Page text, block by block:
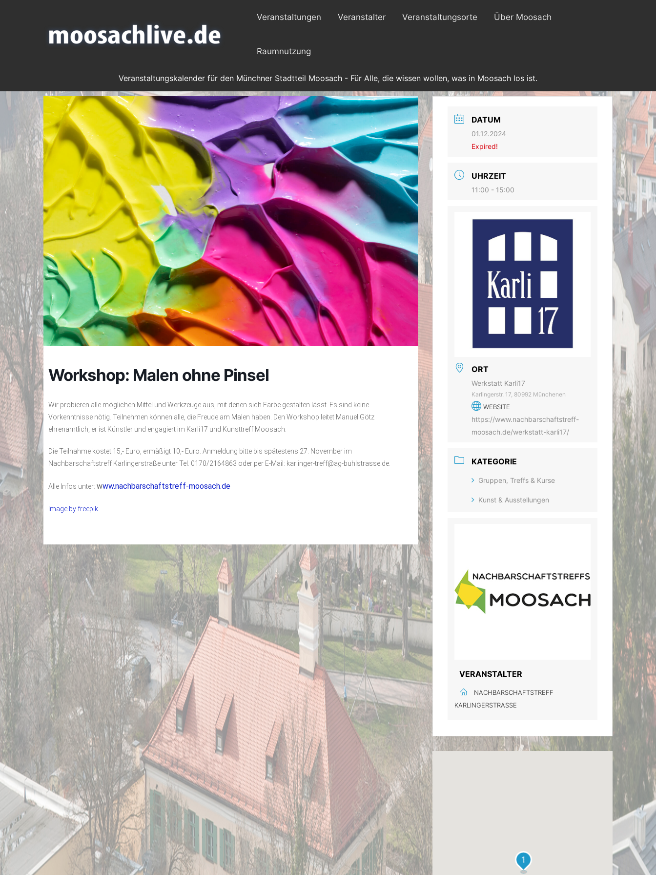
Veranstaltungen Veranstalter Veranstaltungsorte Über Moosach
Raumnutzung
Veranstaltungskalender für den Münchner Stadtteil Moosach - Für Alle, die wissen wollen, was in Moosach los ist.
Workshop: Malen ohne Pinsel
Wir probieren alle möglichen Mittel und Werkzeuge aus, mit denen sich Farbe gestalten lässt. Es sind keine
Vorkenntnisse nötig. Teilnehmen können alle, die Freude am Malen haben. Den Workshop leitet Manuel Götz
ehrenamtlich, er ist Künstler und engagiert im Karli17 und Kunsttreff Moosach.
Die Teilnahme kostet 15,- Euro, ermäßigt 10,- Euro. Anmeldung bitte bis spätestens 27. November im
Nachbarschaftstreff Karlingerstraße unter Tel. 0170/2164863 oder per E-Mail: karlinger-treff@ag-buhlstrasse.de.
Alle Infos unter: www.nachbarschaftstreff-moosach.de
Image by freepik
DATUM
01.12.2024
Expired!
UHRZEIT
11:00 - 15:00
ORT
Werkstatt Karli17
Karlingerstr. 17, 80992 Münchenen
WEBSITE
https://www.nachbarschaftstreff-
moosach.de/werkstatt-karli17/
KATEGORIE
Gruppen, Treffs & Kurse
Kunst & Ausstellungen
VERANSTALTER
NACHBARSCHAFTSTREFF
KARLINGERSTRASSE
1